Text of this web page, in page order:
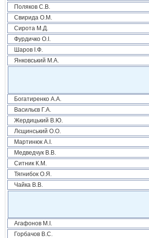
Поляков С.В.
Свирида О.М.
Сирота М.Д.
Фурдичко О.І.
Шаров І.Ф.
Янковський М.А.
Богатиренко А.А.
Васильєв Г.А.
Жердицький В.Ю.
Лєщинський О.О.
Мартинюк А.І.
Медведчук В.В.
Ситник К.М.
Тягнибок О.Я.
Чайка В.В.
Агафонов М.І.
Горбачов В.С.